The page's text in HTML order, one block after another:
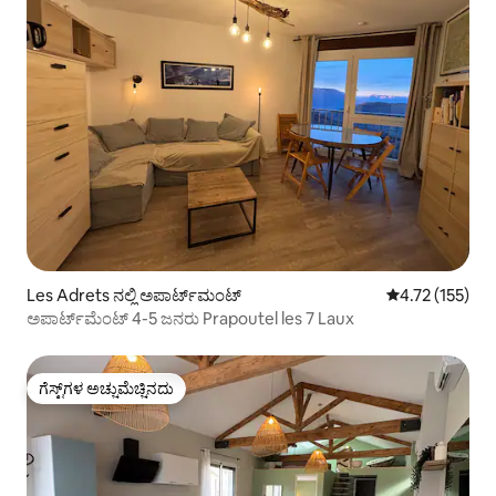
Les Adrets ನಲ್ಲಿ ಅಪಾರ್ಟ್‌ಮಂಟ್ 5 ರಲ್ಲಿ 4.72
4.72 (155)
ಅಪಾರ್ಟ್‌ಮೆಂಟ್ 4-5 ಜನರು Prapoutel les 7 Laux
ಗೆಸ್ಟ್‌ಗಳ ಅಚ್ಚುಮೆಚ್ಚಿನದು
ಗೆಸ್ಟ್‌ಗಳ ಅಚ್ಚುಮೆಚ್ಚಿನದು